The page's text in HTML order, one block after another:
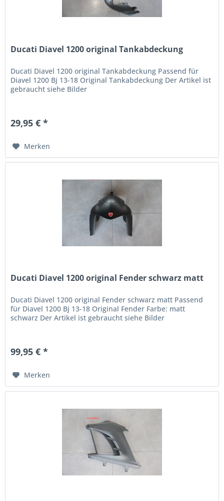
Ducati Diavel 1200 original Tankabdeckung
Ducati Diavel 1200 original Tankabdeckung Passend für
Diavel 1200 Bj 13-18 Original Tankabdeckung Der Artikel ist
gebraucht siehe Bilder
29,95 € *
Merken
Ducati Diavel 1200 original Fender schwarz matt
Ducati Diavel 1200 original Fender schwarz matt Passend
für Diavel 1200 Bj 13-18 Original Fender Farbe: matt
schwarz Der Artikel ist gebraucht siehe Bilder
99,95 € *
Merken